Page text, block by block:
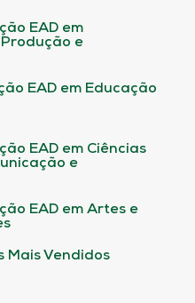
EAD em
e
EAD em Educação
EAD em Ciências
e
EAD em Artes e
Mais Vendidos